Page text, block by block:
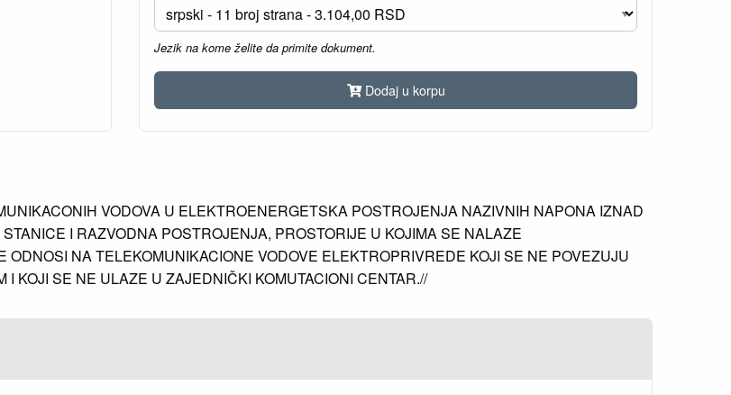
Jezik na kome želite da primite dokument.
Dodaj u korpu
VODOVA U ELEKTROENERGETSKA POSTROJENJA NAZIVNIH NAPONA IZNAD
I RAZVODNA POSTROJENJA, PROSTORIJE U KOJIMA SE NALAZE
NA TELEKOMUNIKACIONE VODOVE ELEKTROPRIVREDE KOJI SE NE POVEZUJU
KOJI SE NE ULAZE U ZAJEDNIČKI KOMUTACIONI CENTAR.//